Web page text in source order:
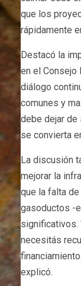
que los
rápidamente
Destacó la
en el Consejo
diálogo
comunes y
debe dejar de
se convierta
La discusión
mejorar la
que la falta
gasoductos -
significativos.
necesitás
explicó.